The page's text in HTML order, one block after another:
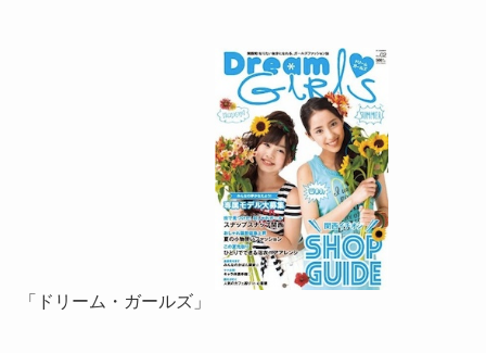
「ドリーム・ガールズ」